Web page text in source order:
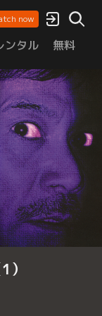
now
ンタル 無料